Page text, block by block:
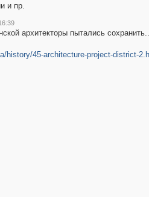
и пр.
архитекторы пытались
history/45-architecture-project-district-